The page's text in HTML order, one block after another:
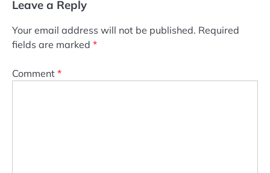
Leave a Reply
Your email address will not be published. Required
fields are marked *
Comment *